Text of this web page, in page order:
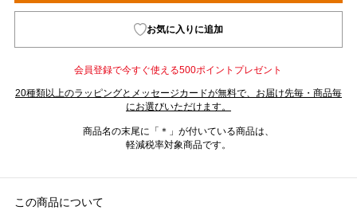
お気に入りに追加
会員登録で今すぐ使える500ポイントプレゼント
20種類以上のラッピングとメッセージカードが無料で、お届け先毎・商品毎
にお選びいただけます。
商品名の末尾に「＊」が付いている商品は、
軽減税率対象商品です。
この商品について